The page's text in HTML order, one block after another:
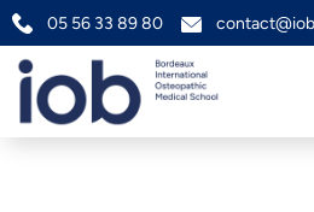
05 56 33 89 80